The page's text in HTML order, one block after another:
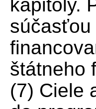
kapitoly.
súčasťou
štátneho
(7) Ciele